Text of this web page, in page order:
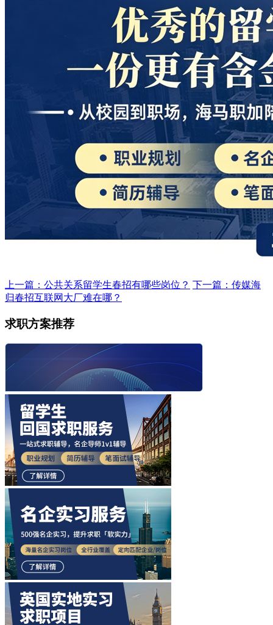
上一篇：公共关系留学生春招有哪些岗位？ 下一篇：传媒海
归春招互联网大厂难在哪？
求职方案推荐